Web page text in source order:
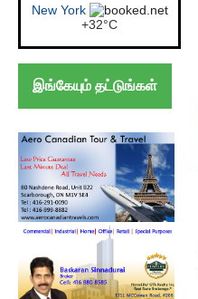
London
+24°C
இங்கேயும் தட்டுங்கள்